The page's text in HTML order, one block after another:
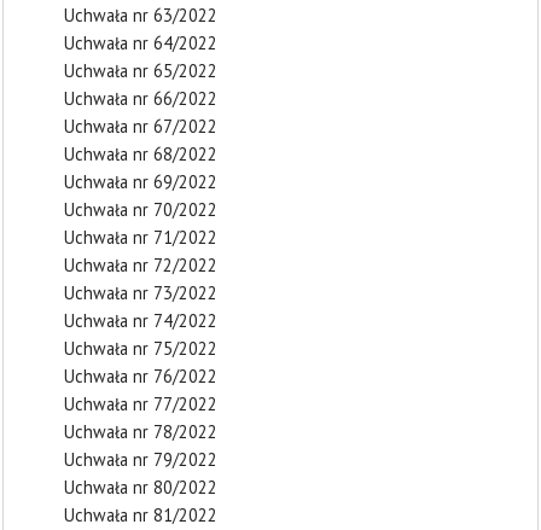
Uchwała nr 63/2022
Uchwała nr 64/2022
Uchwała nr 65/2022
Uchwała nr 66/2022
Uchwała nr 67/2022
Uchwała nr 68/2022
Uchwała nr 69/2022
Uchwała nr 70/2022
Uchwała nr 71/2022
Uchwała nr 72/2022
Uchwała nr 73/2022
Uchwała nr 74/2022
Uchwała nr 75/2022
Uchwała nr 76/2022
Uchwała nr 77/2022
Uchwała nr 78/2022
Uchwała nr 79/2022
Uchwała nr 80/2022
Uchwała nr 81/2022